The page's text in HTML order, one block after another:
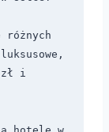
różnych
zł i